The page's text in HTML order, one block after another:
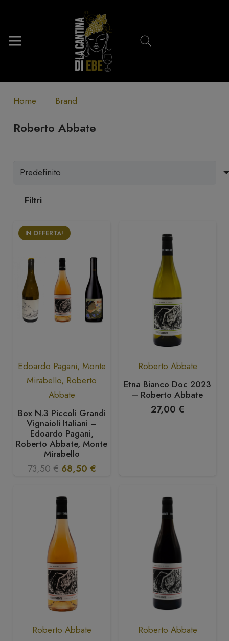
Home Brand
Roberto Abbate
Filtri
IN OFFERTA!
Edoardo Pagani, Monte
Mirabello, Roberto
Abbate
Box N.3 Piccoli Grandi
Vignaioli Italiani –
Edoardo Pagani,
Roberto Abbate, Monte
Mirabello
73,50€ Il
originale
era:
73,50 €.
68,50 €Il
Roberto Abbate
Etna Bianco Doc 2023
– Roberto Abbate
27,00 €
Roberto Abbate
Roberto Abbate